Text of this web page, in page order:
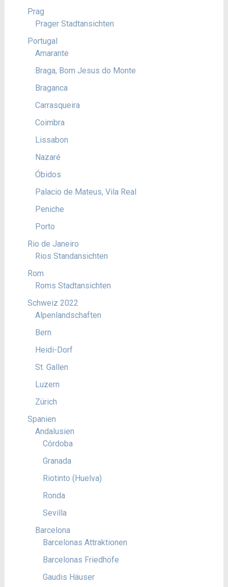
Prag
Prager Stadtansichten
Portugal
Amarante
Braga, Bom Jesus do Monte
Braganca
Carrasqueira
Coimbra
Lissabon
Nazaré
Óbidos
Palacio de Mateus, Vila Real
Peniche
Porto
Rio de Janeiro
Rios Standansichten
Rom
Roms Stadtansichten
Schweiz 2022
Alpenlandschaften
Bern
Heidi-Dorf
St. Gallen
Luzern
Zürich
Spanien
Andalusien
Córdoba
Granada
Riotinto (Huelva)
Ronda
Sevilla
Barcelona
Barcelonas Attraktionen
Barcelonas Friedhöfe
Gaudis Häuser